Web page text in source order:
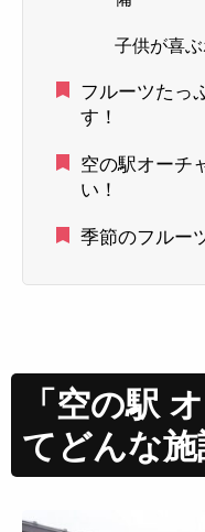
子供が喜ぶ
フルーツたっ
す！
空の駅オーチ
い！
季節のフルー
「空の駅
てどんな施